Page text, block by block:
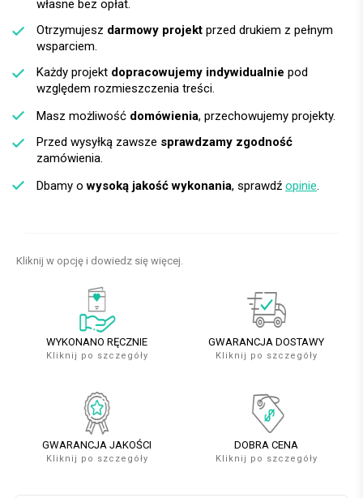
własne bez opłat.
Otrzymujesz darmowy projekt przed drukiem z pełnym
wsparciem.
Każdy projekt dopracowujemy indywidualnie pod
względem rozmieszczenia treści.
Masz możliwość domówienia, przechowujemy projekty.
Przed wysyłką zawsze sprawdzamy zgodność
zamówienia.
Dbamy owysoką jakość wykonania, sprawdź opinie.
Kliknij w opcję i dowiedz się więcej.
WYKONANO RĘCZNIE
Kliknij po szczegóły
GWARANCJA DOSTAWY
Kliknij po szczegóły
GWARANCJA JAKOŚCI
Kliknij po szczegóły
DOBRA CENA
Kliknij po szczegóły